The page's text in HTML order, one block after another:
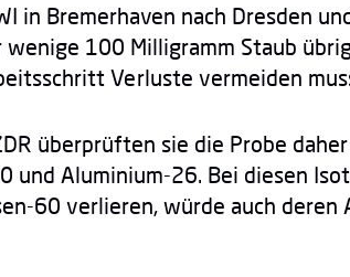
in Bremerhaven nach Dresden
wenige 100 Milligramm Staub
Verluste vermeiden
überprüften sie die Probe
und Aluminium-26. Bei diesen
60 verlieren, würde auch deren